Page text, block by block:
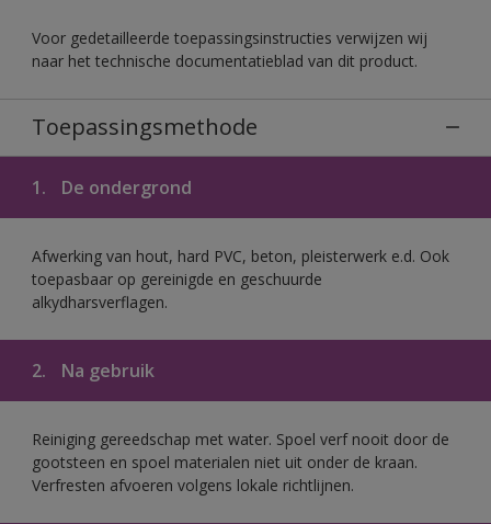
Voor gedetailleerde toepassingsinstructies verwijzen wij
naar het technische documentatieblad van dit product.
Toepassingsmethode
1. De ondergrond
Afwerking van hout, hard PVC, beton, pleisterwerk e.d. Ook
toepasbaar op gereinigde en geschuurde
alkydharsverflagen.
2. Na gebruik
Reiniging gereedschap met water. Spoel verf nooit door de
gootsteen en spoel materialen niet uit onder de kraan.
Verfresten afvoeren volgens lokale richtlijnen.